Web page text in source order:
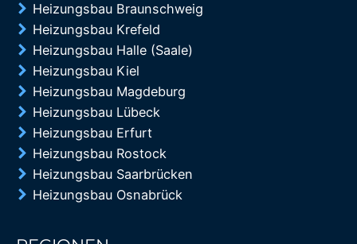
Heizungsbau Braunschweig
Heizungsbau Krefeld
Heizungsbau Halle (Saale)
Heizungsbau Kiel
Heizungsbau Magdeburg
Heizungsbau Lübeck
Heizungsbau Erfurt
Heizungsbau Rostock
Heizungsbau Saarbrücken
Heizungsbau Osnabrück